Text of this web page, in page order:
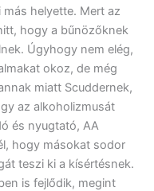
helyette. Mert az
hogy a bűnözőknek
Úgyhogy nem elég,
okoz, de még
miatt Scuddernek,
az alkoholizmusát
és nyugtató, AA
hogy másokat sodor
teszi ki a kísértésnek.
is fejlődik, megint